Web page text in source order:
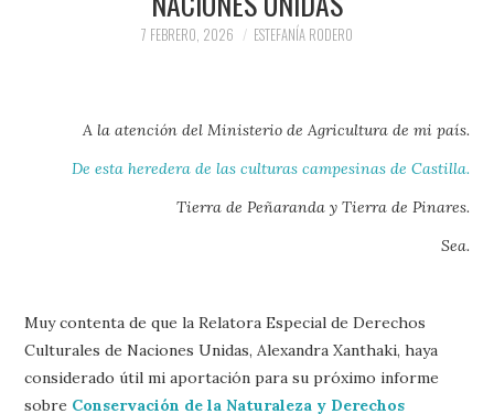
7 FEBRERO, 2026 ESTEFANÍA RODERO
A la atención del Ministerio de Agricultura de mi país.
De esta heredera de las culturas campesinas de Castilla.
Tierra de Peñaranda y Tierra de Pinares.
Sea.
Muy contenta de que la Relatora Especial de Derechos
Culturales de Naciones Unidas, Alexandra Xanthaki, haya
considerado útil mi aportación para su próximo informe
sobre Conservación de la Naturaleza y Derechos